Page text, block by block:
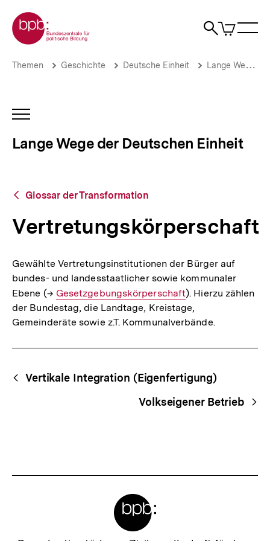
zum
Seiteninhalt
springen
Zur Startseite der bpb
Suche
Artikel
im
Vertretungskörperschaft
der
Deutschen
Brotkrümelnavigation
Pfadnavigation
Themen Geschichte Deutsche Einheit Lange Wege der Deutschen Einheit
INHALTSNAVIGATION
Lange Wege der Deutschen Einheit
Zurück
Übersicht
Glossar der Transformation
Vertretungskörperschaft
Gewählte Vertretungsinstitutionen der Bürger auf
bundes- und landesstaatlicher sowie kommunaler
Ebene (→ Interner
Link:
Gesetzgebungskörperschaft). Hierzu zählen
der Bundestag, die Landtage, Kreistage,
Gemeinderäte sowie z.T. Kommunalverbände.
Begriffsnavigation
Content-
Navigation
Vertikale Integration (Eigenfertigung)
Volkseigener Betrieb